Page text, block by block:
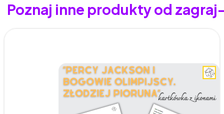
Poznaj inne produkty od